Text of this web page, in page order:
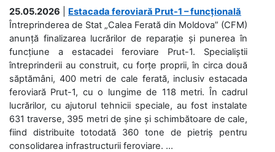
25.05.2026
Estacada feroviară Prut-1 – funcțională
Întreprinderea de Stat „Calea Ferată din Moldova” (CFM)
anunță finalizarea lucrărilor de reparație și punerea în
funcțiune a estacadei feroviare Prut-1. Specialiștii
întreprinderii au construit, cu forțe proprii, în circa două
săptămâni, 400 metri de cale ferată, inclusiv estacada
feroviară Prut-1, cu o lungime de 118 metri. În cadrul
lucrărilor, cu ajutorul tehnicii speciale, au fost instalate
631 traverse, 395 metri de șine și schimbătoare de cale,
fiind distribuite totodată 360 tone de pietriș pentru
consolidarea infrastructurii feroviare. ...